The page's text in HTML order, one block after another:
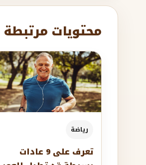
محتويات مرتبطة
رياضة
تعرف على 9 عادات